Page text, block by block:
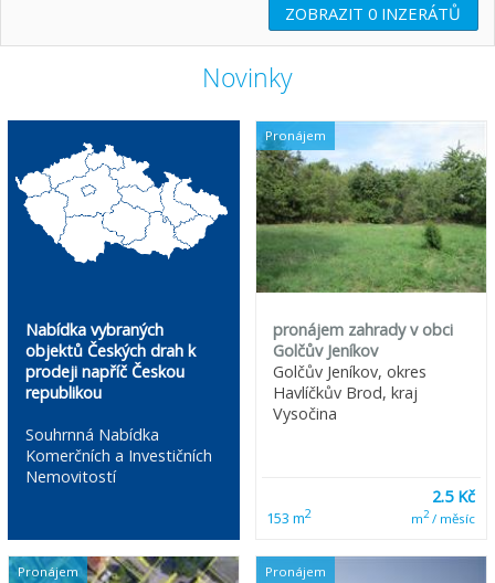
ZOBRAZIT0 INZERÁTŮ
Novinky
Nabídka vybraných
objektů Českých drah k
prodeji napříč Českou
republikou
Souhrnná Nabídka
Komerčních a Investičních
Nemovitostí
Pronájem
pronájem zahrady v obci
Golčův Jeníkov
Golčův Jeníkov, okres
Havlíčkův Brod, kraj
Vysočina
153 m2
2.5 Kč
m2/ měsíc
Pronájem
Pronájem